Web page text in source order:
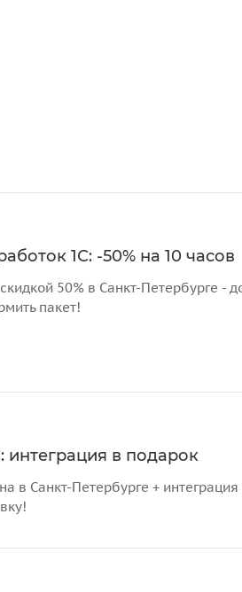
1С: -50% на 10 часов
50% в Санкт-Петербурге
пакет!
интеграция в подарок
в Санкт-Петербурге +